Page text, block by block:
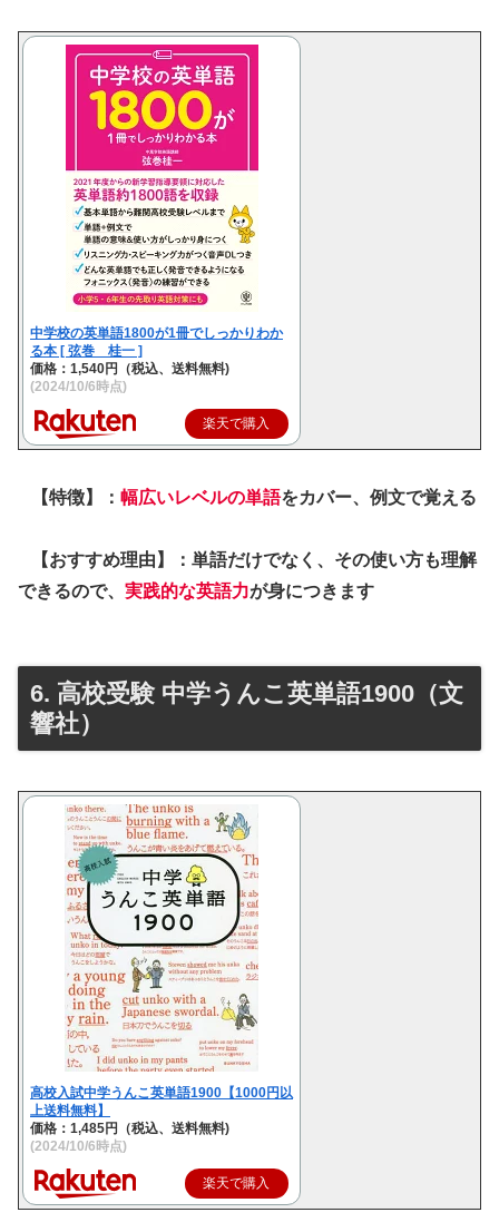
中学校の英単語1800が1冊でしっかりわか
る本 [ 弦巻 桂一 ]
価格：1,540円（税込、送料無料)
(2024/10/6時点)
楽天で購入
【特徴】： 幅広いレベルの単語をカバー、例文で覚える
【おすすめ理由】：単語だけでなく、その使い方も理解
できるので、 実践的な英語力が身につきます
6. 高校受験 中学うんこ英単語1900（文
響社）
高校入試中学うんこ英単語1900【1000円以
上送料無料】
価格：1,485円（税込、送料無料)
(2024/10/6時点)
楽天で購入